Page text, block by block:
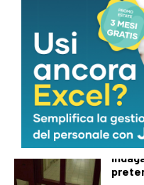
SALUTE
ULTIMA